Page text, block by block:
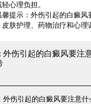
心理负担。
示：外伤引起的白癜风
肤护理、药物治疗和心
: 外伤引起的白癜风要注
: 外伤引起的白癜风要注意什